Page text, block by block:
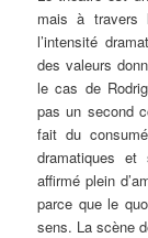
mais à travers
l’intensité
des valeurs
le cas de
pas un second
fait du
dramatiques et
affirmé plein
parce que le
sens. La scène